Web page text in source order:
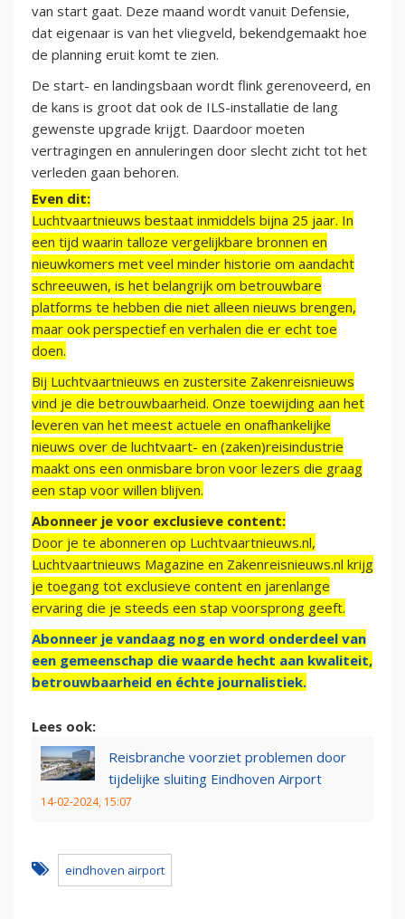
van start gaat. Deze maand wordt vanuit Defensie,
dat eigenaar is van het vliegveld, bekendgemaakt hoe
de planning eruit komt te zien.
De start- en landingsbaan wordt flink gerenoveerd, en
de kans is groot dat ook de ILS-installatie de lang
gewenste upgrade krijgt. Daardoor moeten
vertragingen en annuleringen door slecht zicht tot het
verleden gaan behoren.
Even dit:
Luchtvaartnieuws bestaat inmiddels bijna 25 jaar. In
een tijd waarin talloze vergelijkbare bronnen en
nieuwkomers met veel minder historie om aandacht
schreeuwen, is het belangrijk om betrouwbare
platforms te hebben die niet alleen nieuws brengen,
maar ook perspectief en verhalen die er echt toe
doen.
Bij Luchtvaartnieuws en zustersite Zakenreisnieuws
vind je die betrouwbaarheid. Onze toewijding aan het
leveren van het meest actuele en onafhankelijke
nieuws over de luchtvaart- en (zaken)reisindustrie
maakt ons een onmisbare bron voor lezers die graag
een stap voor willen blijven.
Abonneer je voor exclusieve content:
Door je te abonneren op Luchtvaartnieuws.nl,
Luchtvaartnieuws Magazine en Zakenreisnieuws.nl krijg
je toegang tot exclusieve content en jarenlange
ervaring die je steeds een stap voorsprong geeft.
Abonneer je vandaag nog en word onderdeel van
een gemeenschap die waarde hecht aan kwaliteit,
betrouwbaarheid en échte journalistiek.
Lees ook:
Reisbranche voorziet problemen door
tijdelijke sluiting Eindhoven Airport
14-02-2024, 15:07
eindhoven airport